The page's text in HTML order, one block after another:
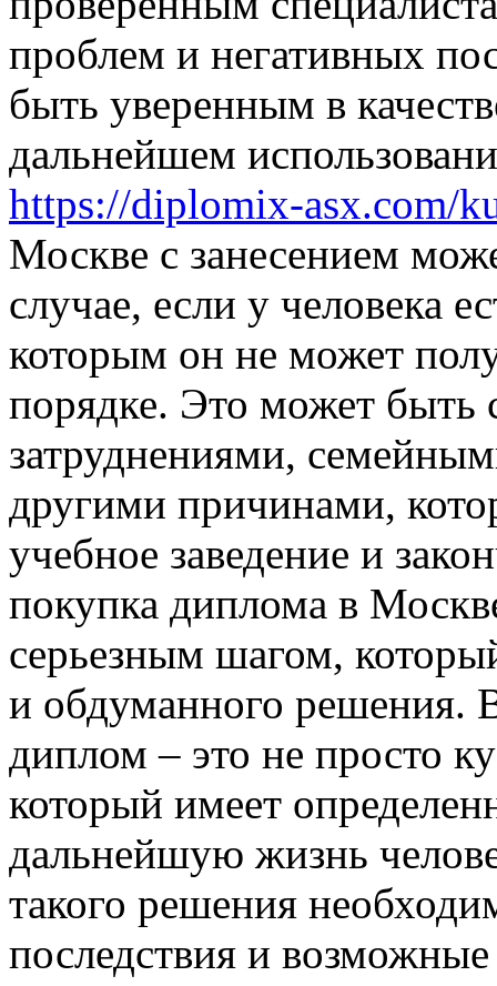
проблем и негативных
быть уверенным в
дальнейшем
https://diplomix-asx.com/
Москве с занесением
случае, если у человека
которым он не может
порядке. Это может быть
затруднениями,
другими причинами,
учебное заведение и
покупка диплома в
серьезным шагом,
и обдуманного решения.
диплом – это не просто
который имеет
дальнейшую жизнь
такого решения
последствия и